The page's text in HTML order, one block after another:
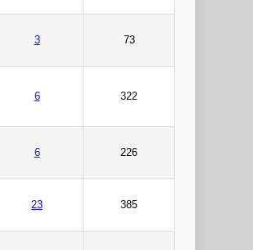
3 73
6 322
6 226
23 385